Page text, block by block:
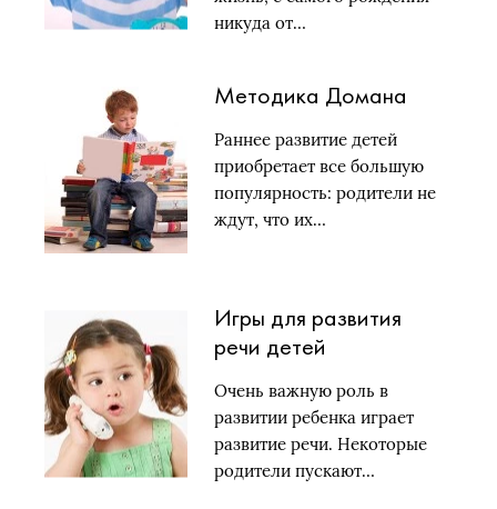
никуда от…
Методика Домана
Раннее развитие детей
приобретает все большую
популярность: родители не
ждут, что их…
Игры для развития
речи детей
Очень важную роль в
развитии ребенка играет
развитие речи. Некоторые
родители пускают…